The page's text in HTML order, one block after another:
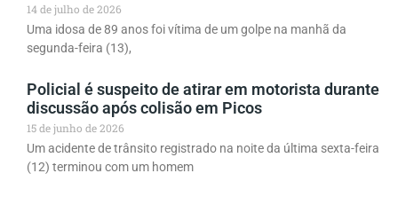
14 de julho de 2026
Uma idosa de 89 anos foi vítima de um golpe na manhã da
segunda-feira (13),
Policial é suspeito de atirar em motorista durante
discussão após colisão em Picos
15 de junho de 2026
Um acidente de trânsito registrado na noite da última sexta-feira
(12) terminou com um homem